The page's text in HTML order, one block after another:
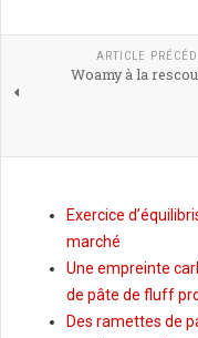
ARTICLE
Woamy à la
Exercice
marché
Une empreinte
de pâte de fluff
Des ramettes de